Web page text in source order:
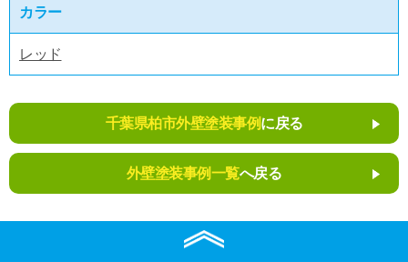
カラー
レッド
千葉県柏市外壁塗装事例に戻る
外壁塗装事例一覧へ戻る